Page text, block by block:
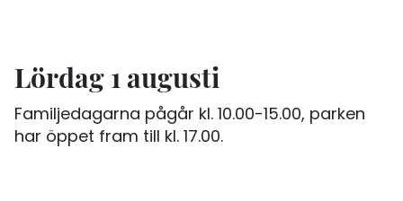
Lördag 1 augusti
Familjedagarna pågår kl. 10.00-15.00, parken
har öppet fram till kl. 17.00.